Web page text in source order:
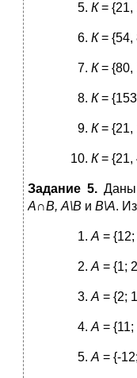
К= {21,
К= {54,
К= {80,
К=
К= {21,
К= {21,
Задание 5.Даны
А∩В, А\В и В\А.
А =
А = {1;
А = {2;
А =
А = {-